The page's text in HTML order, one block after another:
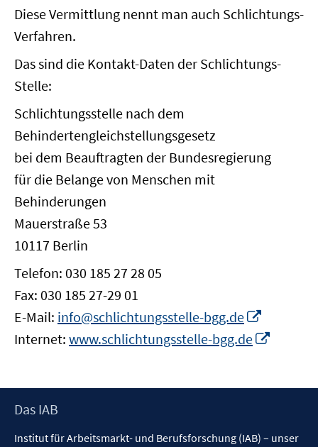
Diese Vermittlung nennt man auch Schlichtungs-
Verfahren.
Das sind die Kontakt-Daten der Schlichtungs-
Stelle:
Schlichtungsstelle nach dem
Behindertengleichstellungsgesetz
bei dem Beauftragten der Bundesregierung
für die Belange von Menschen mit
Behinderungen
Mauerstraße 53
10117 Berlin
Telefon: 030 185 27 28 05
Fax: 030 185 27-29 01
E-Mail: info@schlichtungsstelle-bgg.de
neuem
Fenster
Internet: www.schlichtungsstelle-bgg.de
öffnen
Footer
Das IAB
Institut für Arbeitsmarkt- und Berufsforschung (IAB) – unser